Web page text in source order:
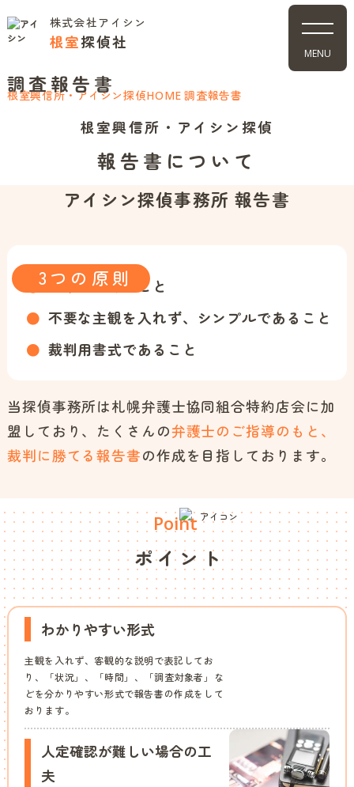
株式会社アイシン
根室探偵社
MENU
Report
調査報告書
根室興信所・アイシン探偵HOME 調査報告書
根室興信所・アイシン探偵
報告書について
アイシン探偵事務所 報告書
3つの原則
●
客観的であること
● 不要な主観を入れず、シンプルであること
● 裁判用書式であること
当探偵事務所は札幌弁護士協同組合特約店会に加
盟しており、たくさんの弁護士のご指導のもと、
裁判に勝てる報告書の作成を目指しております。
Point
ポイント
わかりやすい形式
主観を入れず、客観的な説明で表記してお
り、「状況」、「時間」、「調査対象者」な
どを分かりやすい形式で報告書の作成をして
おります。
人定確認が難しい場合の工
夫